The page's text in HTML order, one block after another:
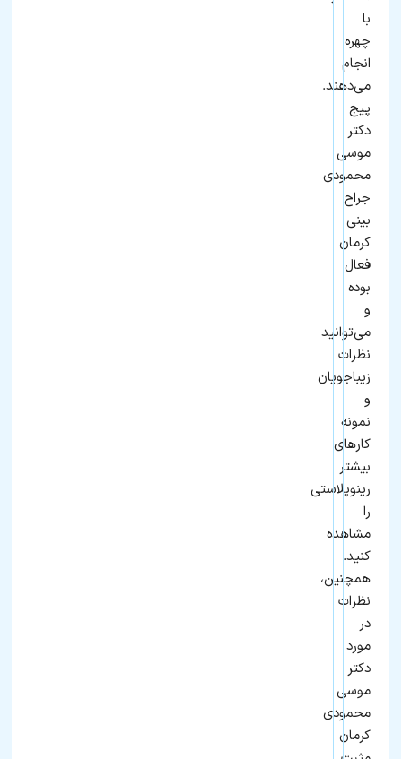
با
چهره
انجام
می‌دهند.
پیج
دکتر
موسی
محمودی
جراح
بینی
کرمان
فعال
بوده
و
می‌توانید
نظرات
زیباجویان
و
نمونه
کارهای
بیشتر
رینوپلاستی
را
مشاهده
کنید.
همچنین،
نظرات
در
مورد
دکتر
موسی
محمودی
کرمان